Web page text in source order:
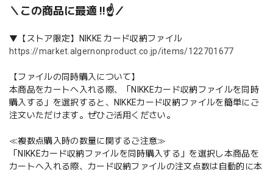
＼この商品に最適 !!☝️／
▼【ストア限定】NIKKE カード収納ファイル
https://market.algernonproduct.co.jp/items/122701677
【ファイルの同時購入について】
本商品をカートへ入れる際、「NIKKEカード収納ファイルを同時
購入する」を選択すると、NIKKEカード収納ファイルを簡単にご
注文いただけます。ぜひご活用ください。
≪複数点購入時の数量に関するご注意≫
「NIKKEカード収納ファイルを同時購入する」を選択し本商品を
カートへ入れる際、カード収納ファイルの注文点数は自動的に本